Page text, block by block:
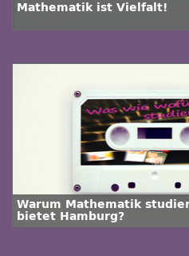
Mathematik ist Vielfalt!
Warum Mathematik
bietet Hamburg?